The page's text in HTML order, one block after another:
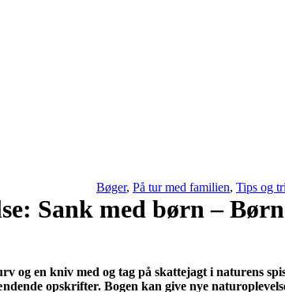
Bøger, På tur med familien, Tips og
Sank med børn –
og en kniv med og tag på skattejagt i naturens
opskrifter. Bogen kan give nye